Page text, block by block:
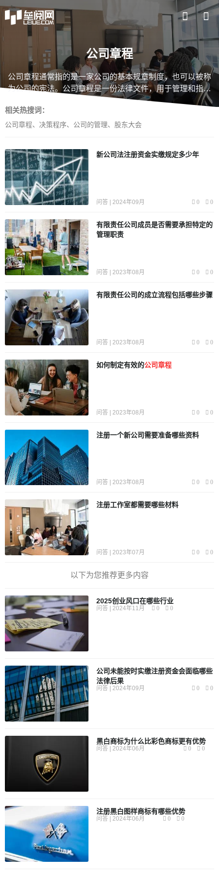
公司章程
公司章程通常指的是一家公司的基本规章制度，也可以被称
为公司的宪法。公司章程是一份法律文件，用于管理和指导
公司的运作。它规定了公司的目的、组织结构、权责关系、
决策程序以及各方的权益等内容。
以下几个方面的内容：1. 公司基本信息：公司章程应当明确
息，以确定公司的身份和法律地位。
章程规定了公司的组织结构，包括董事会、监事会、股东大
会等机构的设立、职权和职责，以及各个机构之间的协调关
系。3. 公司经营范围：公司章程明确了公司的经营范围，即
公司可以从事的业务范围和限制，以确保公司在规定的范围
内开展经营活动。4. 股东权益：公司章程规定了股东的权
益，包括股东的投票权、分红权、转让权等，以保护股东的
合法权益，同时也明确了股东的义务和责任。5. 决策程序：
公司章程确立了公司的决策程序，规定了公司决策的权责和
程序，如董事会的决策程序、股东大会的召开和决策程序
等。6. 公司管理：公司章程规定了公司的管理机制，包括公
司财务管理、内部控制、纳税义务等，以确保公司的合法运
营和管理。除了以上内容，公司章程还可能涉及到公司的章
程修改程序及条件、解散与清算条件等。需要注意的是，公
司章程必须符合国家的法律法规，依法设立和修改，并经过
相应的登记机关的批准。
力的文件，它规定了公司的基本制度和运作原则，对公司的
管理具有重要的指导和约束作用。它确保公司的合法运营，
保护各方的权益，同时也体现了公司的社会责任和公共利
益。
相关热搜词：
公司章程、 决策程序、 公司的管理、 股东大会
新公司法注册资金实缴规定多少年
问答 | 2024年09月 0 0
有限责任公司成员是否需要承担特定的
管理职责
问答 | 2023年08月 0 0
有限责任公司的成立流程包括哪些步骤
问答 | 2023年08月 0 0
如何制定有效的公司章程
问答 | 2023年08月 0 0
注册一个新公司需要准备哪些资料
问答 | 2023年08月 0 0
注册工作室都需要哪些材料
问答 | 2023年07月 0 0
以下为您推荐更多内容
2025创业风口在哪些行业
问答 | 2024年11月 0 0
公司未能按时实缴注册资金会面临哪些
法律后果
问答 | 2024年09月 0 0
黑白商标为什么比彩色商标更有优势
问答 | 2024年06月 0 0
注册黑白图样商标有哪些优势
问答 | 2024年06月 0 0